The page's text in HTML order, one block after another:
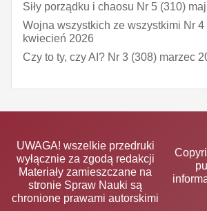
Siły porządku i chaosu Nr 5 (310)
Wojna wszystkich ze wszystkimi Nr 4
kwiecień 2026
Czy to ty, czy AI? Nr 3 (308) marzec
UWAGA! wszelkie przedruki
wyłącznie za zgodą redakcji
Materiały zamieszczane na
stronie Spraw Nauki są
chronione prawami autorskimi